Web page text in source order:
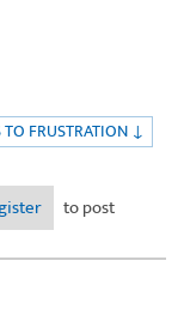
TO FRUSTRATION ↓
to post